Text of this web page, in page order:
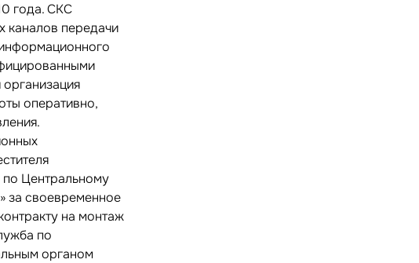
года. СКС
каналов передачи
оперативно,
Центральному
своевременное
на монтаж
по
органом